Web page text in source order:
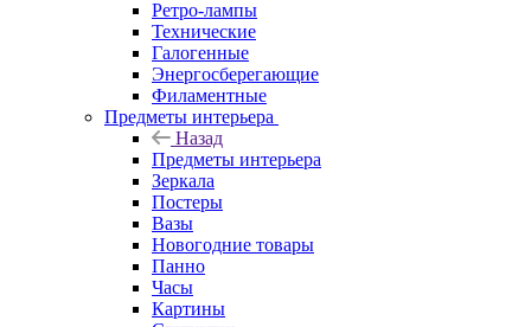
Ретро-лампы
Технические
Галогенные
Энергосберегающие
Филаментные
Предметы интерьера
Назад
Предметы интерьера
Зеркала
Постеры
Вазы
Новогодние товары
Панно
Часы
Картины